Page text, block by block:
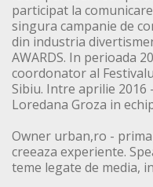
participat la
singura campanie de
din industria
AWARDS. In perioada
coordonator al
Sibiu. Intre aprilie
Loredana Groza in
Owner urban,ro -
creeaza experiente.
teme legate de media,